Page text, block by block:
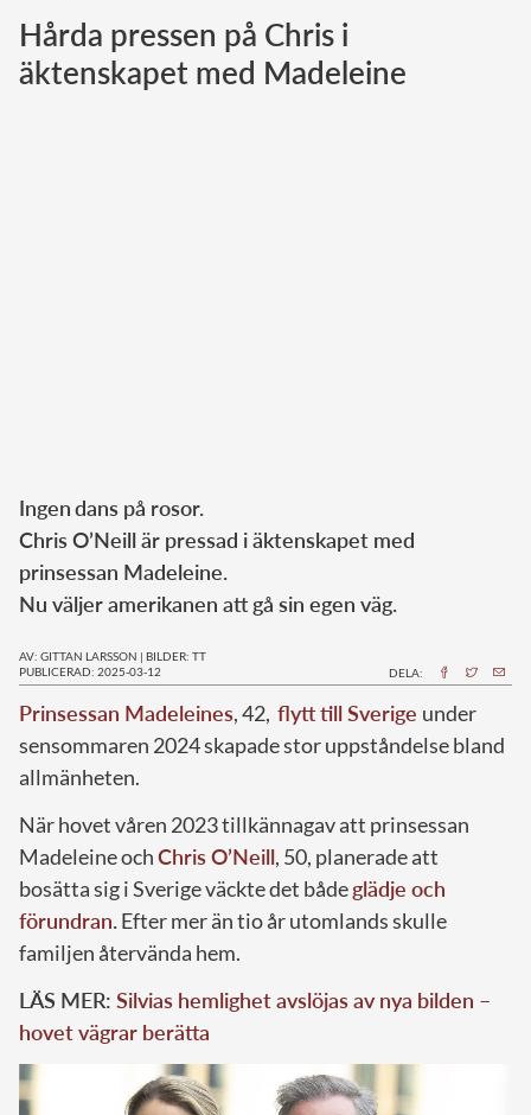
Norska kungahuset
Danska kungahuset
Hårda pressen på Chris i
äktenskapet med Madeleine
Ingendans på rosor.
Chris O’Neill är pressad i äktenskapet med
prinsessan Madeleine.
Nu väljer amerikanen att gå sin egen väg.
AV: GITTAN LARSSON | BILDER: TT
PUBLICERAD: 2025-03-12
DELA:
Prinsessan Madeleines, 42, flytt till Sverige under
sensommaren 2024 skapade stor uppståndelse bland
allmänheten.
När hovet våren 2023 tillkännagav att prinsessan
Madeleine ochChris O’Neill, 50, planerade att
bosätta sig i Sverige väckte det bådeglädje och
förundran.Efter mer än tio år utomlands skulle
familjen återvända hem.
LÄS MER: Silvias hemlighet avslöjas av nya bilden –
hovet vägrar berätta